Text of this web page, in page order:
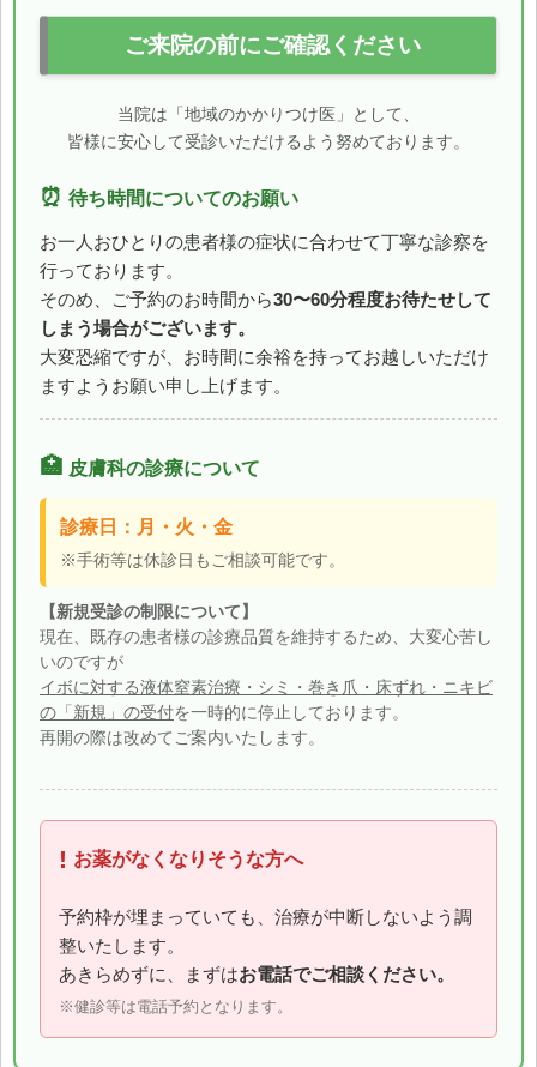
ご来院の前にご確認ください
当院は「地域のかかりつけ医」として、
皆様に安心して受診いただけるよう努めております。
⏰ 待ち時間についてのお願い
お一人おひとりの患者様の症状に合わせて丁寧な診察を
行っております。
そのめ、ご予約のお時間から30〜60分程度お待たせして
しまう場合がございます。
大変恐縮ですが、お時間に余裕を持ってお越しいただけ
ますようお願い申し上げます。
🏥 皮膚科の診療について
診療日：月・火・金
※手術等は休診日もご相談可能です。
【新規受診の制限について】
現在、既存の患者様の診療品質を維持するため、大変心苦し
いのですが
イボに対する液体窒素治療・シミ・巻き爪・床ずれ・ニキビ
の「新規」の受付を一時的に停止しております。
再開の際は改めてご案内いたします。
! お薬がなくなりそうな方へ
予約枠が埋まっていても、治療が中断しないよう調
整いたします。
あきらめずに、まずはお電話でご相談ください。
※健診等は電話予約となります。